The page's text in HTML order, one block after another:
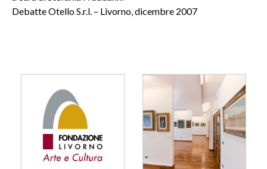
Debatte Otello S.r.l. – Livorno, dicembre 2007